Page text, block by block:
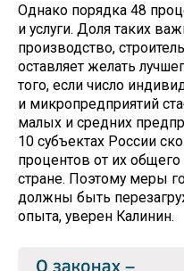
Однако порядка 48
и услуги. Доля таких
производство,
оставляет желать
того, если число
и микропредприятий
малых и средних
10 субъектах России
процентов от их общего
стране. Поэтому меры
должны быть
опыта, уверен Калинин.